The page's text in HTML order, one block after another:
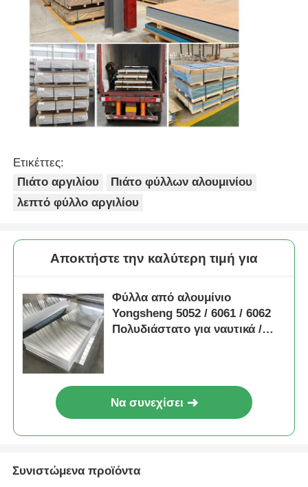
Ετικέττες:
Πιάτο αργιλίου
Πιάτο φύλλων αλουμινίου
λεπτό φύλλο αργιλίου
Αποκτήστε την καλύτερη τιμή για
Φύλλα από αλουμίνιο
Yongsheng 5052 / 6061 / 6062
Πολυδιάστατο για ναυτικά /
0,3 ∙ 6,0 mm Προσαρμόσιμα
μεγέθη
Να συνεχίσει
Συνιστώμενα προϊόντα